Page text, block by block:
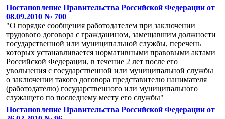
Постановление Правительства Российской Федерации от
08.09.2010 № 700
"О порядке сообщения работодателем при заключении
трудового договора с гражданином, замещавшим должности
государственной или муниципальной службы, перечень
которых устанавливается нормативными правовыми актами
Российской Федерации, в течение 2 лет после его
увольнения с государственной или муниципальной службы
о заключении такого договора представителю нанимателя
(работодателю) государственного или муниципального
служащего по последнему месту его службы"
Постановление Правительства Российской Федерации от